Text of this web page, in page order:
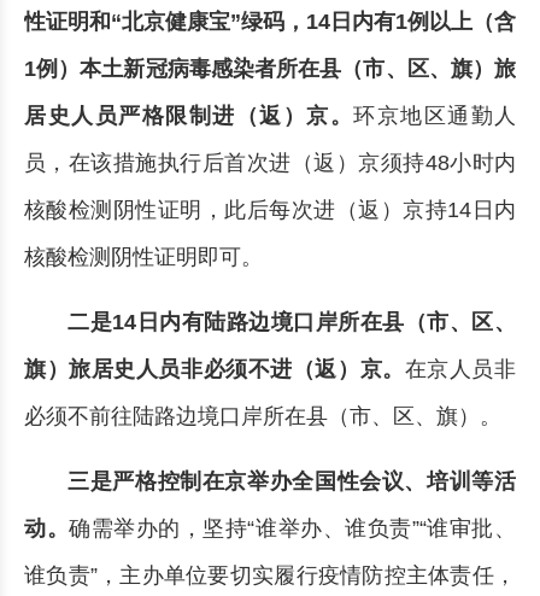
性证明和“北京健康宝”绿码，14日内有1例以上（含
1例）本土新冠病毒感染者所在县（市、区、旗）旅
居史人员严格限制进（返）京。 环京地区通勤人
员，在该措施执行后首次进（返）京须持48小时内
核酸检测阴性证明，此后每次进（返）京持14日内
核酸检测阴性证明即可。
二是14日内有陆路边境口岸所在县（市、区、
旗）旅居史人员非必须不进（返）京。 在京人员非
必须不前往陆路边境口岸所在县（市、区、旗）。
三是严格控制在京举办全国性会议、培训等活
动。确需举办的，坚持“谁举办、谁负责”“谁审批、
谁负责”，主办单位要切实履行疫情防控主体责任，